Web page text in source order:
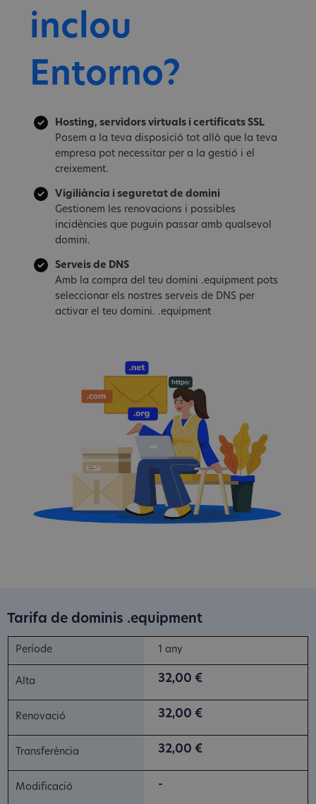
inclou
Entorno?
Hosting, servidors virtuals i certificats SSL
Posem a la teva disposició tot allò que la teva
empresa pot necessitar per a la gestió i el
creixement.
Vigiliància i seguretat de domini
Gestionem les renovacions i possibles
incidències que puguin passar amb qualsevol
domini.
Serveis de DNS
Amb la compra del teu domini .equipment pots
seleccionar els nostres serveis de DNS per
activar el teu domini. .equipment
Tarifa de dominis .equipment
1 any
32,00 €
32,00 €
32,00 €
-